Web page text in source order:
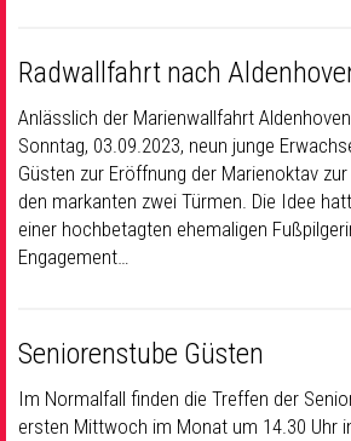
Radwallfahrt nach
Anlässlich der Marienwallfahrt
Sonntag, 03.09.2023, neun junge
Güsten zur Eröffnung der Marienoktav
den markanten zwei Türmen. Die Idee
einer hochbetagten ehemaligen
Engagement…
Seniorenstube Güsten
Im Normalfall finden die Treffen der
ersten Mittwoch im Monat um 14.30 Uhr